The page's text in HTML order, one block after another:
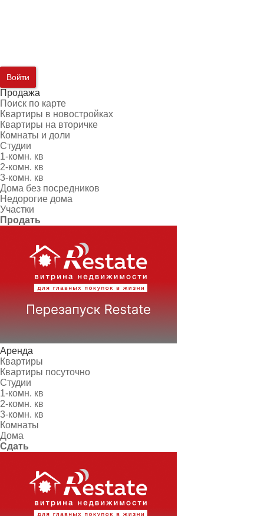
Войти
Продажа
Поиск по карте
Квартиры в новостройках
Квартиры на вторичке
Комнаты и доли
Студии
1-комн. кв
2-комн. кв
3-комн. кв
Дома без посредников
Недорогие дома
Участки
Продать
Аренда
Квартиры
Квартиры посуточно
Студии
1-комн. кв
2-комн. кв
3-комн. кв
Комнаты
Дома
Сдать